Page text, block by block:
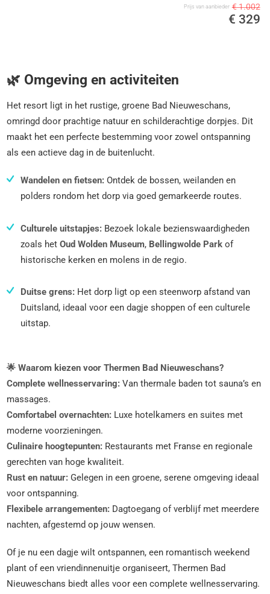
Prijs van aanbieder € 1.002
€ 329
🌿 Omgeving en activiteiten
Het resort ligt in het rustige, groene Bad Nieuweschans,
omringd door prachtige natuur en schilderachtige dorpjes. Dit
maakt het een perfecte bestemming voor zowel ontspanning
als een actieve dag in de buitenlucht.
Wandelen en fietsen:Ontdek de bossen, weilanden en
polders rondom het dorp via goed gemarkeerde routes.
Culturele uitstapjes:Bezoek lokale bezienswaardigheden
zoals het Oud Wolden Museum, Bellingwolde Parkof
historische kerken en molens in de regio.
Duitse grens:Het dorp ligt op een steenworp afstand van
Duitsland, ideaal voor een dagje shoppen of een culturele
uitstap.
🌟 Waarom kiezen voor Thermen Bad Nieuweschans?
Complete wellnesservaring: Van thermale baden tot sauna’s en
massages.
Comfortabel overnachten: Luxe hotelkamers en suites met
moderne voorzieningen.
Culinaire hoogtepunten: Restaurants met Franse en regionale
gerechten van hoge kwaliteit.
Rust en natuur: Gelegen in een groene, serene omgeving ideaal
voor ontspanning.
Flexibele arrangementen: Dagtoegang of verblijf met meerdere
nachten, afgestemd op jouw wensen.
Of je nu een dagje wilt ontspannen, een romantisch weekend
plant of een vriendinnenuitje organiseert, Thermen Bad
Nieuweschans biedt alles voor een complete wellnesservaring.